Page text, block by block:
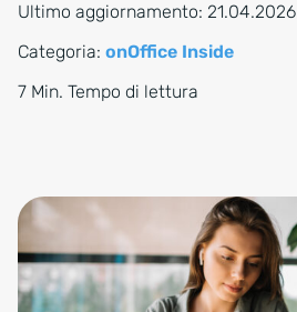
Ultimo aggiornamento: 21.04.2026
Categoria: onOffice Inside
7 Min. Tempo di lettura